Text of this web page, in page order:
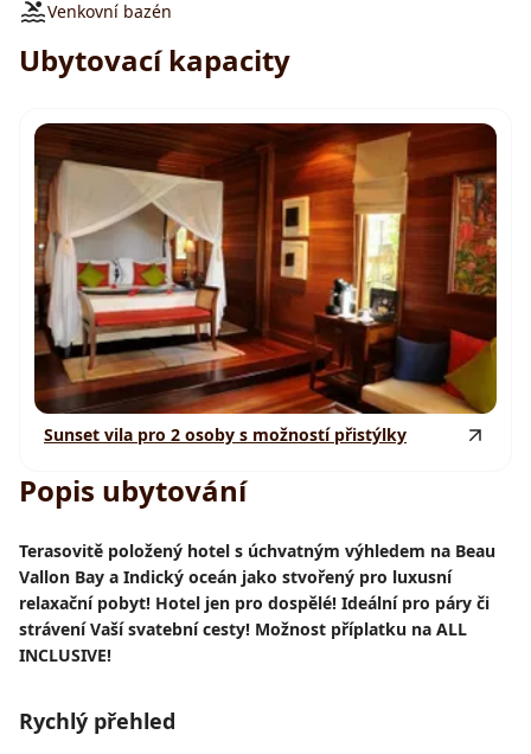
Venkovní bazén
Ubytovací kapacity
Sunset vila pro 2 osoby s možností přistýlky
Popis ubytování
Terasovitě položený hotel s úchvatným výhledem na Beau
Vallon Bay a Indický oceán jako stvořený pro luxusní
relaxační pobyt! Hotel jen pro dospělé! Ideální pro páry či
strávení Vaší svatební cesty! Možnost příplatku na ALL
INCLUSIVE!
Rychlý přehled